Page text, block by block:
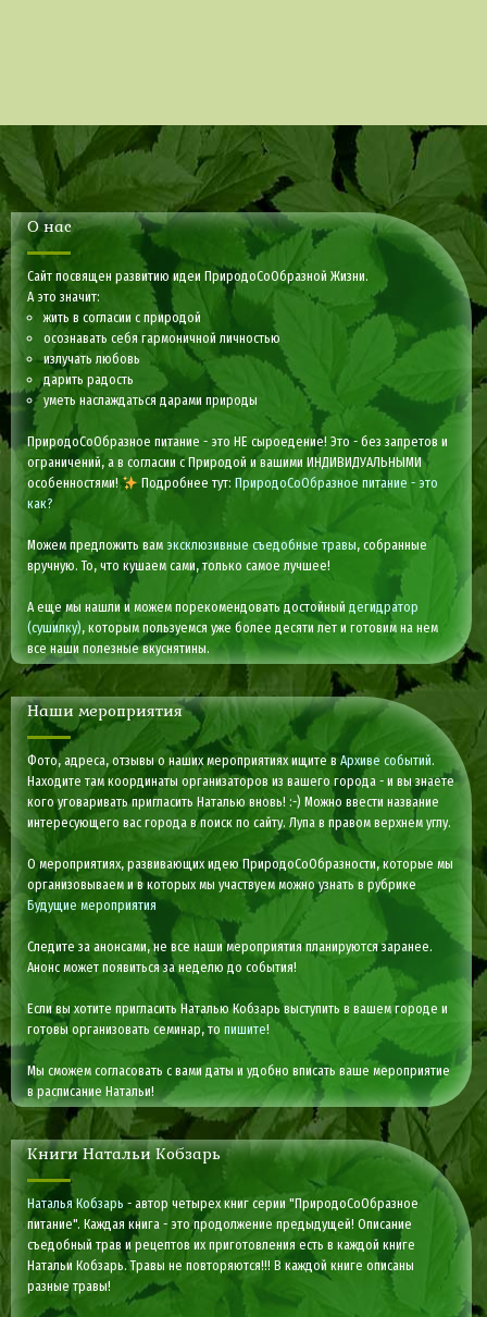
О нас
Сайт посвящен развитию идеи ПриродоСоОбразной Жизни.
А это значит:
жить в согласии с природой
осознавать себя гармоничной личностью
излучать любовь
дарить радость
уметь наслаждаться дарами природы
ПриродоСоОбразное питание - это НЕ сыроедение! Это - без запретов и
ограничений, а в согласии с Природой и вашими ИНДИВИДУАЛЬНЫМИ
особенностями!
Подробнее тут: ПриродоСоОбразное питание - это
как?
Можем предложить вам эксклюзивные съедобные травы, собранные
вручную. То, что кушаем сами, только самое лучшее!
А еще мы нашли и можем порекомендовать достойныйдегидратор
(сушилку), которым пользуемся уже более десяти лет и готовим на нем
все наши полезные вкуснятины.
Наши мероприятия
Фото, адреса, отзывы о наших мероприятиях ищите вАрхиве событий.
Находите там координаты организаторов из вашего города - и вы знаете
кого уговаривать пригласить Наталью вновь! :-) Можно ввести название
интересующего вас города в поиск по сайту. Лупа в правом верхнем углу.
О мероприятиях, развивающих идею ПриродоСоОбразности, которые мы
организовываем и в которых мы участвуем можно узнать в рубрике
Будущие мероприятия
Следите за анонсами, не все наши мероприятия планируются заранее.
Анонс может появиться за неделю до события!
Если вы хотите пригласить Наталью Кобзарь выступить в вашем городе и
готовы организовать семинар, топишите!
Мы сможем согласовать с вами даты и удобно вписать ваше мероприятие
в расписание Натальи!
Книги Натальи Кобзарь
Наталья Кобзарь - автор четырех книг серии "ПриродоСоОбразное
питание". Каждая книга - это продолжение предыдущей! Описание
съедобный трав и рецептов их приготовления есть в каждой книге
Натальи Кобзарь. Травы не повторяются!!! В каждой книге описаны
разные травы!